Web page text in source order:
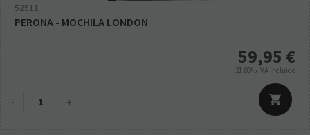
52511
PERONA - MOCHILA LONDON
59,95 €
21.00% IVA incluido
- +